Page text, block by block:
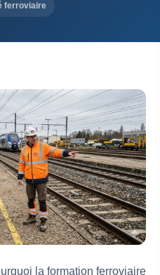
ferroviaire
la formation ferroviaire